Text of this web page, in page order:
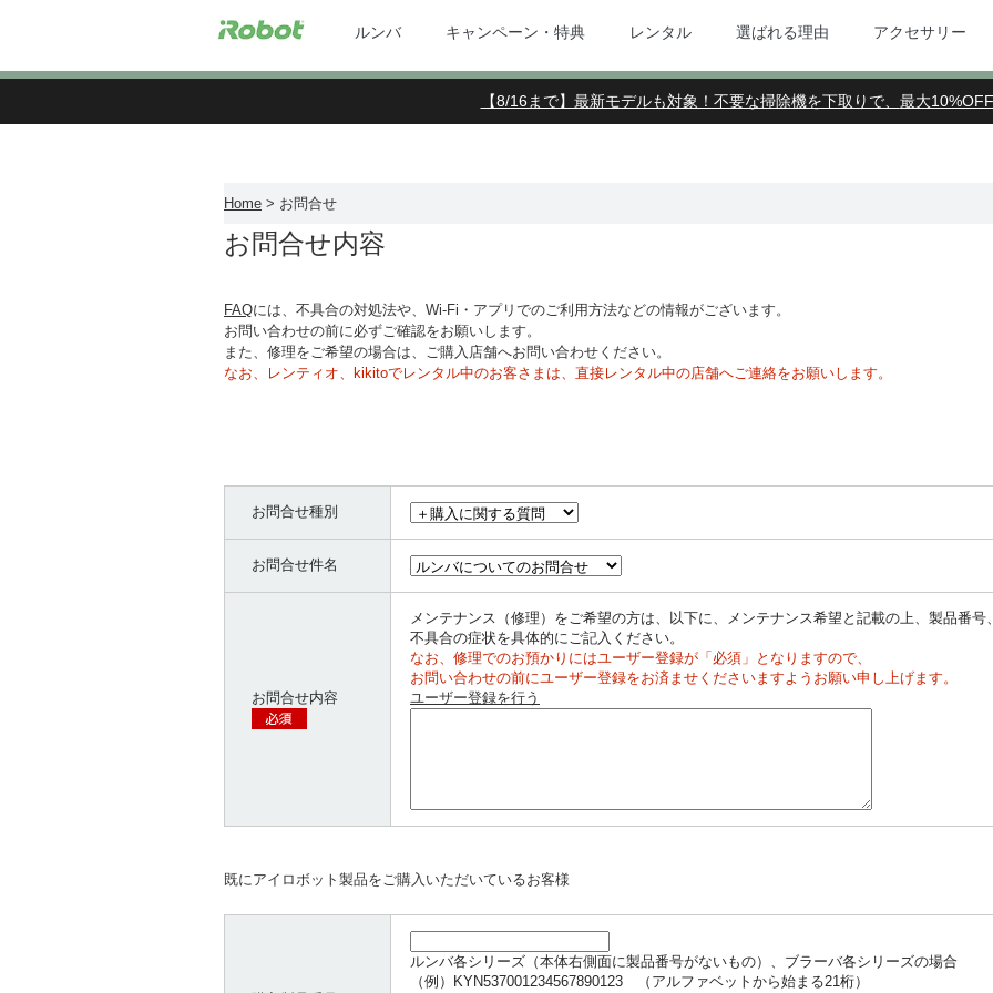
ルンバ キャンペーン・特典 レンタル 選ばれる理由 アクセサリー
【8/16まで】最新モデルも対象！不要な掃除機を下取りで、 最大
Home > お問合せ
お問合せ内容
FAQには、不具合の対処法や、Wi-Fi・アプリでのご利用方法などの情報がございます。
お問い合わせの前に必ずご確認をお願いします。
また、修理をご希望の場合は、ご購入店舗へお問い合わせください。
なお、レンティオ、kikitoでレンタル中のお客さまは、直接レンタル中の店舗へご連絡をお願いします。
お問合せ種別
お問合せ件名
お問合せ内容
メンテナンス（修理）をご希望の方は、以下に、メンテナンス希望と記載の上、製品番号
不具合の症状を具体的にご記入ください。
なお、修理でのお預かりにはユーザー登録が「必須」となりますので、
お問い合わせの前にユーザー登録をお済ませくださいますようお願い申し上げます。
ユーザー登録を行う
既にアイロボット製品をご購入いただいているお客様
ルンバ各シリーズ（本体右側面に製品番号がないもの）、ブラーバ各シリーズの場合
（例）KYN537001234567890123 （アルファベットから始まる21桁）